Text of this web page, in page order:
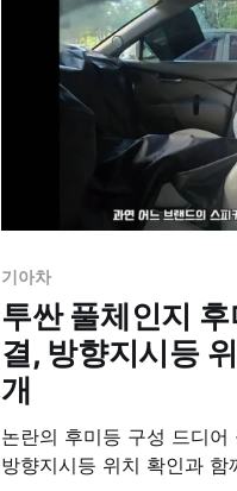
기아차
투싼 풀체인지
결, 방향지시등
개
논란의 후미등 구성 드디어
방향지시등 위치 확인과 함